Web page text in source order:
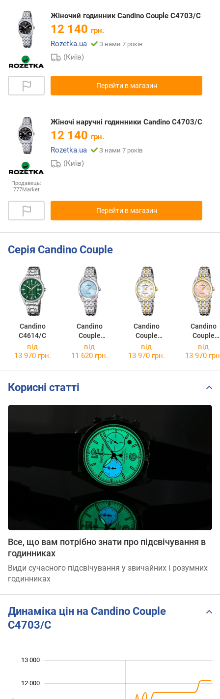
Жіночий годинник Candino Couple C4703/C
12 140 грн.
Rozetka.ua
З нами 7 років
(Київ)
Перейти в магазин
Продавець:
777Market
Жіночі наручні годинники Candino C4703/C
12 140 грн.
Rozetka.ua
З нами 7 років
(Київ)
Перейти в магазин
Серія Candino Couple
Candino
C4614/C
Candino
Couple
C4703/F
Candino
Couple
C4704/E
Candino
Couple
C4704/F
від
13 970 грн.
від
11 620 грн.
від
13 970 грн.
від
13 970
Корисні статті
Все, що вам потрібно знати про підсвічування в
годинниках
Види сучасного підсвічування у звичайних і розумних
годинниках
Динаміка цін на Candino Couple
C4703/C
12 000
13 000